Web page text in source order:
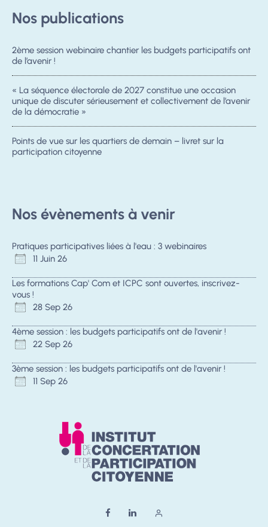
Nos publications
2ème session webinaire chantier les budgets participatifs ont
de l’avenir !
« La séquence électorale de 2027 constitue une occasion
unique de discuter sérieusement et collectivement de l’avenir
de la démocratie »
Points de vue sur les quartiers de demain – livret sur la
participation citoyenne
Nos évènements à venir
Pratiques participatives liées à l'eau : 3 webinaires
11 Juin 26
Les formations Cap' Com et ICPC sont ouvertes, inscrivez-
vous !
28 Sep 26
4ème session : les budgets participatifs ont de l'avenir !
22 Sep 26
3ème session : les budgets participatifs ont de l'avenir !
11 Sep 26